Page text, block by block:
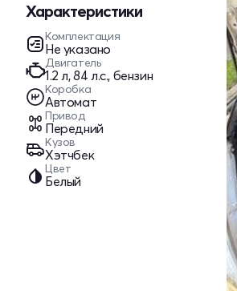
Характеристики
Комплектация
Не указано
Двигатель
1.2 л, 84 л.с., бензин
Коробка
Автомат
Привод
Передний
Кузов
Хэтчбек
Цвет
Белый